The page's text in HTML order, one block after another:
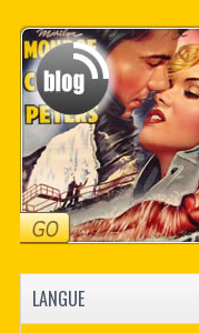
LANGUE